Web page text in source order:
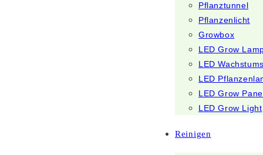
Pflanztunnel
Pflanzenlicht
Growbox
LED Grow
LED
LED
LED Grow
LED Grow Light
Reinigen